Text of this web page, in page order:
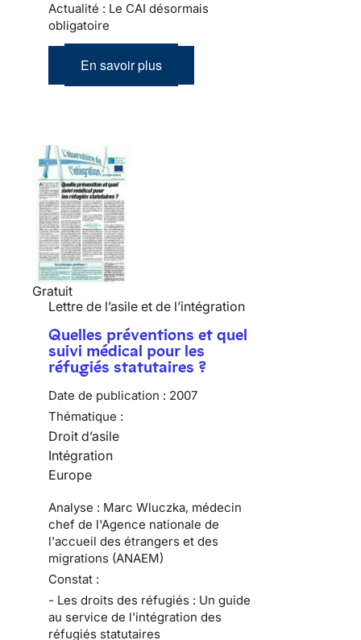
Actualité : Le CAI désormais
obligatoire
En savoir plus
Gratuit
Lettre de l’asile et de l’intégration
Quelles préventions et quel
suivi médical pour les
réfugiés statutaires ?
Date de publication : 2007
Thématique :
Droit d’asile
Intégration
Europe
Analyse : Marc Wluczka, médecin
chef de l'Agence nationale de
l'accueil des étrangers et des
migrations (ANAEM)
Constat :
- Les droits des réfugiés : Un guide
au service de l'intégration des
réfugiés statutaires